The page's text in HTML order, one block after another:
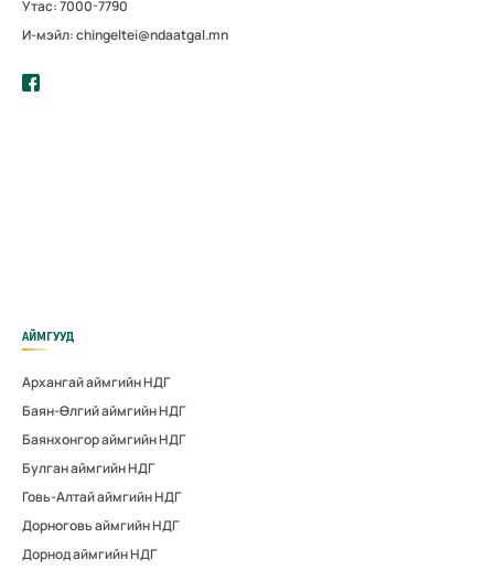
Утас: 7000-7790
И-мэйл: chingeltei@ndaatgal.mn
АЙМГУУД
Архангай аймгийн НДГ
Баян-Өлгий аймгийн НДГ
Баянхонгор аймгийн НДГ
Булган аймгийн НДГ
Говь-Алтай аймгийн НДГ
Дорноговь аймгийн НДГ
Дорнод аймгийн НДГ